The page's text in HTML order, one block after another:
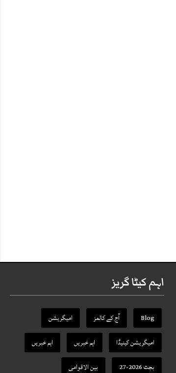
اہم کیٹا گریز
Blog آج کے کالمز
امیگریشن
امیگریشن کینیڈا
اہم خبریں
اہم خبریں
بجٹ 2026-27
بین الاقوامی